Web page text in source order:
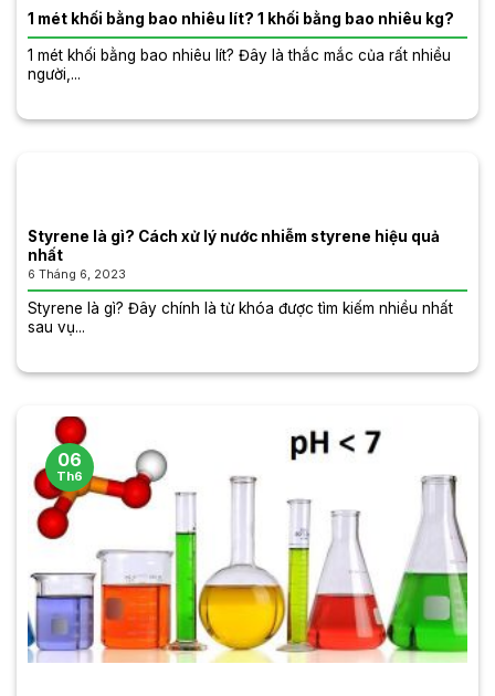
1 mét khối bằng bao nhiêu lít? 1 khối bằng bao nhiêu kg?
1 mét khối bằng bao nhiêu lít? Đây là thắc mắc của rất nhiều
người,...
Styrene là gì? Cách xử lý nước nhiễm styrene hiệu quả
nhất
6 Tháng 6, 2023
Styrene là gì? Đây chính là từ khóa được tìm kiếm nhiều nhất
sau vụ...
06
Th6